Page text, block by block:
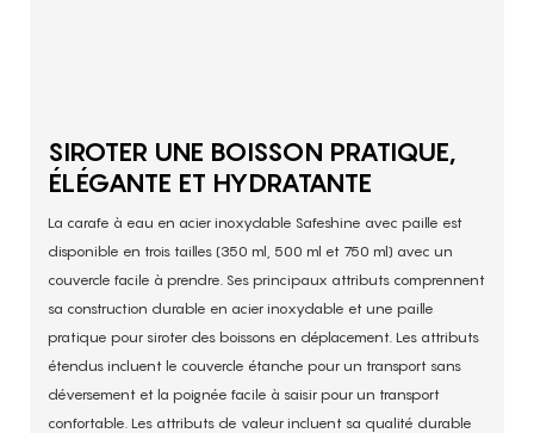
SIROTER UNE BOISSON PRATIQUE,
ÉLÉGANTE ET HYDRATANTE
La carafe à eau en acier inoxydable Safeshine avec paille est
disponible en trois tailles (350 ml, 500 ml et 750 ml) avec un
couvercle facile à prendre. Ses principaux attributs comprennent
sa construction durable en acier inoxydable et une paille
pratique pour siroter des boissons en déplacement. Les attributs
étendus incluent le couvercle étanche pour un transport sans
déversement et la poignée facile à saisir pour un transport
confortable. Les attributs de valeur incluent sa qualité durable